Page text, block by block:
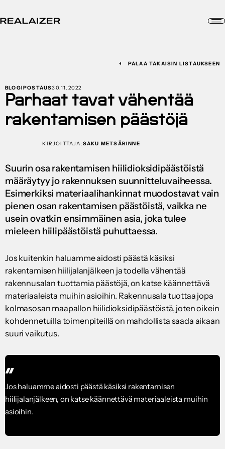
PALAA TAKAISIN LISTAUKSEEN
BLOGIPOSTAUS30.11.2022
Parhaat tavat vähentää
rakentamisen päästöjä
KIRJOITTAJA:SAKU METSÄRINNE
Suurin osa rakentamisen hiilidioksidipäästöistä
määräytyy jo rakennuksen suunnitteluvaiheessa.
Esimerkiksi materiaalihankinnat muodostavat vain
pienen osan rakentamisen päästöistä, vaikka ne
usein ovatkin ensimmäinen asia, joka tulee
mieleen hiilipäästöistä puhuttaessa.
Jos kuitenkin haluamme aidosti päästä käsiksi
rakentamisen hiilijalanjälkeen ja todella vähentää
rakennusalan tuottamia päästöjä, on katse käännettävä
materiaaleista muihin asioihin. Rakennusala tuottaa jopa
kolmasosan maapallon hiilidioksidipäästöistä, joten oikein
kohdennetuilla toimenpiteillä on mahdollista saada aikaan
suuri vaikutus.
Jos haluamme aidosti päästä käsiksi rakentamisen
hiilijalanjälkeen, on katse käännettävä materiaaleista muihin
asioihin.